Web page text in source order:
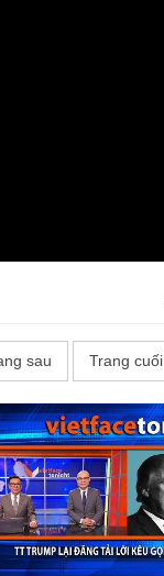
sau Trang cuối